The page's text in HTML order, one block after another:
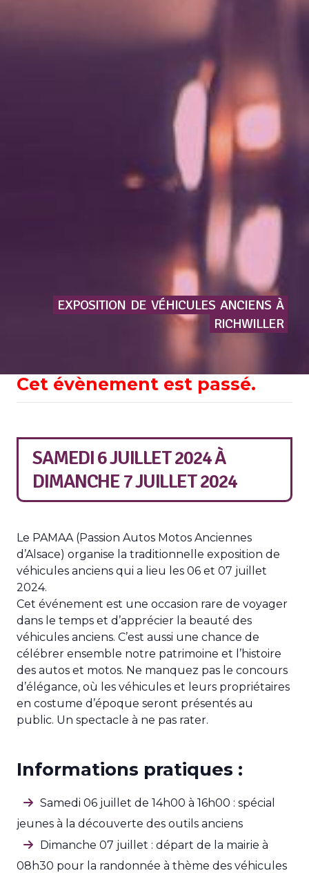
EXPOSITION DE VÉHICULES ANCIENS À
RICHWILLER
Cet évènement est passé.
SAMEDI 6 JUILLET 2024À
DIMANCHE 7 JUILLET 2024
Le PAMAA (Passion Autos Motos Anciennes
d’Alsace) organise la traditionnelle exposition de
véhicules anciens qui a lieu les 06 et 07 juillet
2024.
Cet événement est une occasion rare de voyager
dans le temps et d’apprécier la beauté des
véhicules anciens. C’est aussi une chance de
célébrer ensemble notre patrimoine et l’histoire
des autos et motos. Ne manquez pas le concours
d’élégance, où les véhicules et leurs propriétaires
en costume d’époque seront présentés au
public. Un spectacle à ne pas rater.
Informations pratiques :
Samedi 06 juillet de 14h00 à 16h00 : spécial
jeunes à la découverte des outils anciens
Dimanche 07 juillet : départ de la mairie à
08h30 pour la randonnée à thème des véhicules